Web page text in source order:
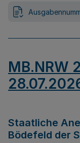
MB.NRW
Staatliche
Bödefeld der